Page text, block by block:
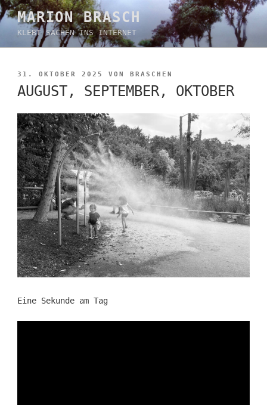
Zum
Inhalt
springen
MARION BRASCH
KLEBT SACHEN INS INTERNET
VERÖFFENTLICHT
AM
31. OKTOBER 2025 VON BRASCHEN
AUGUST, SEPTEMBER, OKTOBER
Eine Sekunde am Tag